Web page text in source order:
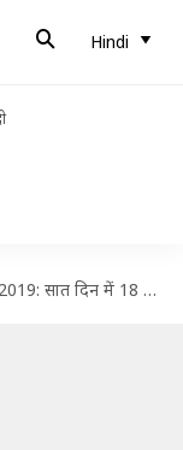
Hindi
ने की आत्महत्या, दोबारा चेक होंगे पेपर